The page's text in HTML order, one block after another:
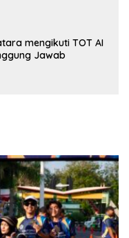
mengikuti TOT AI
Jawab